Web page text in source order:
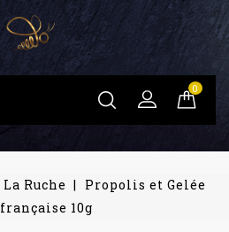
0
Ruche
Propolis et Gelée
10g